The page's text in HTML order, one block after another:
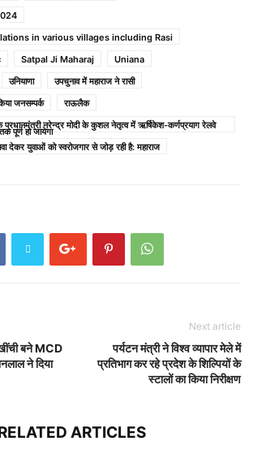
in various villages including Rasi
Satpal Ji Maharaj
Uniana
उनियाणा
उपचुनाव में महाराज ने रासी
जनसम्पर्क
राऊलैक
प्रधानमंत्री नरेन्द्र मोदी के कुशल नेतृत्व में ऋर्षिकेश-कर्णप्रयाग रेलवे
पूर्ण हो जायेगा
देकर युवाओं को स्वरोजगार से जोड़ रही है: महाराज
बने MCD
ने दिया
Next article
पर्यटन मंत्री ने विश्व व्यापार मेले में
प्रतिभाग कर रहे प्रदेश के शिल्पियों के
स्टालों का किया निरीक्षण
ARTICLES